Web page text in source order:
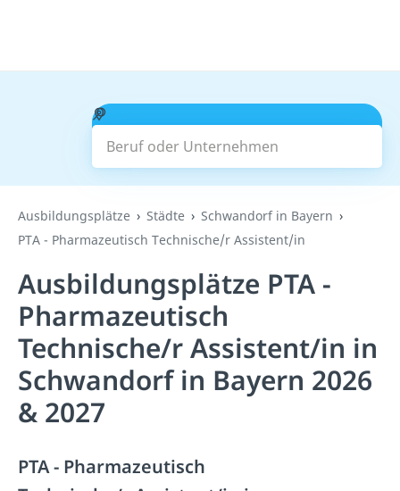
Beruf oder Unternehmen
Suchen
Ausbildungsplätze Städte
Schwandorf in Bayern
PTA - Pharmazeutisch Technische/r Assistent/in
Ausbildungsplätze PTA -
Pharmazeutisch
Technische/r Assistent/in in
Schwandorf in Bayern 2026
& 2027
PTA - Pharmazeutisch